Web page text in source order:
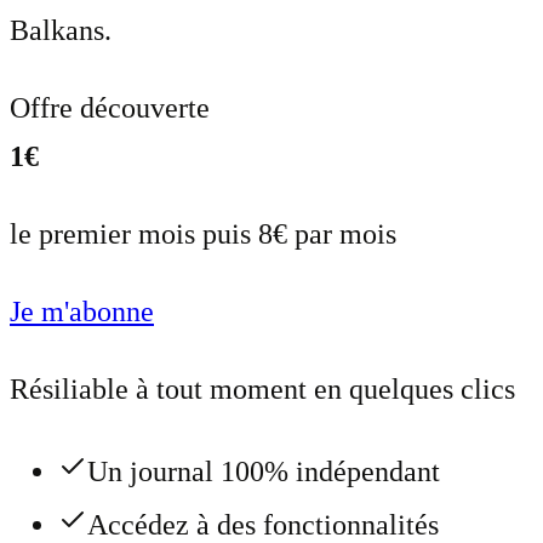
Balkans.
Offre découverte
1€
le premier mois puis 8€ par mois
Je m'abonne
Résiliable à tout moment en quelques clics
Un journal 100% indépendant
Accédez à des fonctionnalités